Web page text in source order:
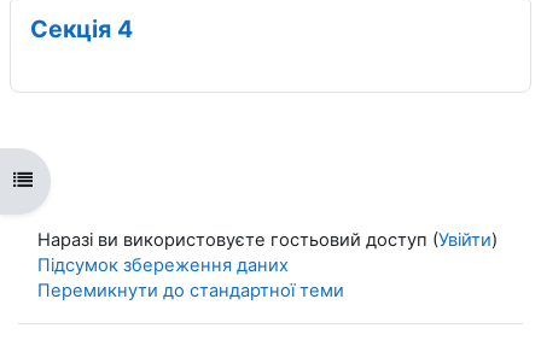
Відкритий покажчик курсу
Секція 4
Наразі ви використовуєте гостьовий доступ (Увійти)
Підсумок збереження даних
Перемикнути до стандартної теми